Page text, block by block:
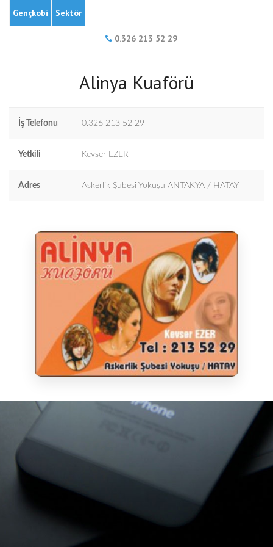
Gençkobi Sektör
0.326 213 52 29
Alinya Kuaförü
İş Telefonu 0.326 213 52 29
Yetkili Kevser EZER
Adres Askerlik Şubesi Yokuşu ANTAKYA / HATAY